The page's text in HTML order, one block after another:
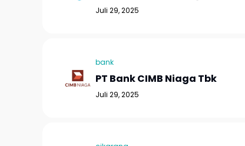
Juli 29, 2025
bank
PT Bank CIMB Niaga Tbk
Juli 29, 2025